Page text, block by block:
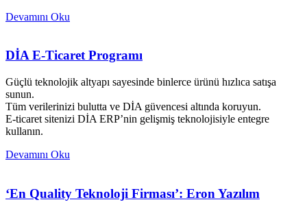
Devamını Oku
DİA E-Ticaret Programı
Güçlü teknolojik altyapı sayesinde binlerce ürünü hızlıca satışa
sunun.
Tüm verilerinizi bulutta ve DİA güvencesi altında koruyun.
E-ticaret sitenizi DİA ERP’nin gelişmiş teknolojisiyle entegre
kullanın.
Devamını Oku
‘En Quality Teknoloji Firması’: Eron Yazılım